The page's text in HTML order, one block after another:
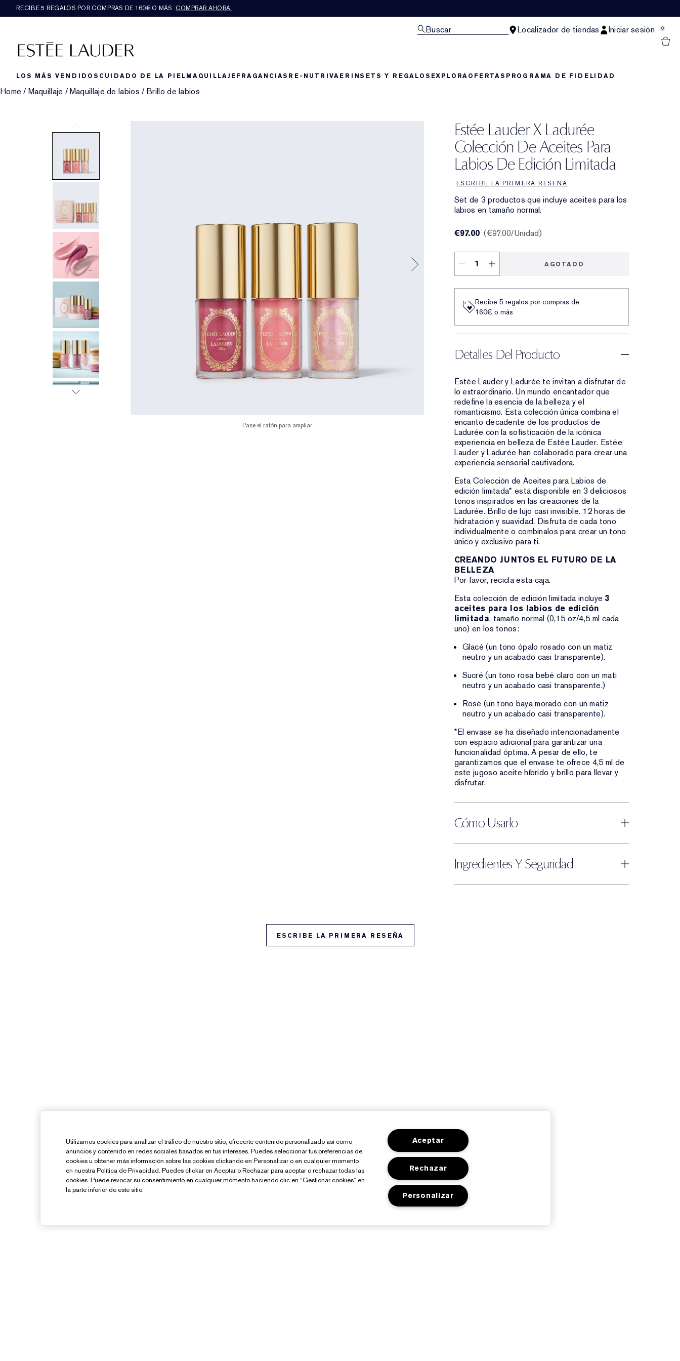
RECIBE 5 REGALOS POR COMPRAS DE 160€ O MÁS. COMPRAR AHORA.
Buscar Localizador de tiendas Iniciar sesión 0
LOS MÁS VENDIDOS CUIDADO DE LA PIELMAQUILLAJEFRAGANCIAS RE-NUTRIVAERINSETS Y REGALOS EXPLORAOFERTAS PROGRAMA DE FIDELIDAD
Home / Maquillaje /Maquillaje de labios / Brillo de labios
Estée Lauder X Ladurée
Colección De Aceites Para
Labios De Edición Limitada
ESCRIBE LA PRIMERA RESEÑA
Set de 3 productos que incluye aceites para los
labios en tamaño normal.
Pase el ratón para ampliar
€97.00 €97.00/Unidad
AGOTADO
Recibe 5 regalos por compras de
160€ o más
Detalles Del Producto
Estée Lauder y Ladurée te invitan a disfrutar de
lo extraordinario. Un mundo encantador que
redefine la esencia de la belleza y el
romanticismo. Esta colección única combina el
encanto decadente de los productos de
Ladurée con la sofisticación de la icónica
experiencia en belleza de Estée Lauder. Estée
Lauder y Ladurée han colaborado para crear una
experiencia sensorial cautivadora.
Esta Colección de Aceites para Labios de
edición limitada* está disponible en 3 deliciosos
tonos inspirados en las creaciones de la
Ladurée. Brillo de lujo casi invisible. 12 horas de
hidratación y suavidad. Disfruta de cada tono
individualmente o combínalos para crear un tono
único y exclusivo para ti.
CREANDO JUNTOS EL FUTURO DE LA
BELLEZA
Por favor, recicla esta caja.
Esta colección de edición limitada incluye 3
aceites para los labios de edición
limitada, tamaño normal (0,15 oz/4,5 ml cada
uno) en los tonos:
Glacé (un tono ópalo rosado con un matiz
neutro y un acabado casi transparente).
Sucré (un tono rosa bebé claro con un mati
neutro y un acabado casi transparente.)
Rosé (un tono baya morado con un matiz
neutro y un acabado casi transparente).
*El envase se ha diseñado intencionadamente
con espacio adicional para garantizar una
funcionalidad óptima. A pesar de ello, te
garantizamos que el envase te ofrece 4,5 ml de
este jugoso aceite híbrido y brillo para llevar y
disfrutar.
Cómo Usarlo
Ingredientes Y Seguridad
ESCRIBE LA PRIMERA RESEÑA
Utilizamos cookies para analizar el tráfico de nuestro sitio, ofrecerte contenido personalizado así como
anuncios y contenido en redes sociales basados en tus intereses. Puedes seleccionar tus preferencias de
cookies u obtener más información sobre las cookies clickando en Personalizar o en cualquier momento
en nuestra Política de Privacidad. Puedes clickar en Aceptar o Rechazar para aceptar o rechazar todas las
cookies. Puede revocar su consentimiento en cualquier momento haciendo clic en “Gestionar cookies” en
la parte inferior de este sitio.
Aceptar
Rechazar
Personalizar